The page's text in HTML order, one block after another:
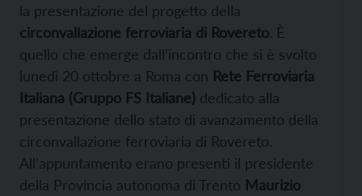
la presentazione del progetto della
circonvallazione ferroviaria di Rovereto. È
quello che emerge dall’incontro che si è svolto
lunedì 20 ottobre a Roma con Rete Ferroviaria
Italiana (Gruppo FS Italiane) dedicato alla
presentazione dello stato di avanzamento della
circonvallazione ferroviaria di Rovereto.
All’appuntamento erano presenti il presidente
della Provincia autonoma di Trento Maurizio